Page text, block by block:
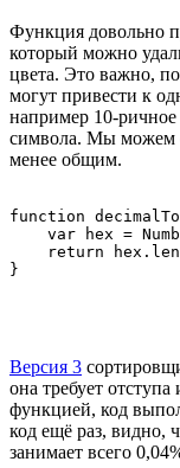
Функция довольно
который можно
цвета. Это важно,
могут привести к
например 10-ричное
символа. Мы можем
менее общим.
function
var hex =
return
Версия 3
она требует
функцией, код
код ещё раз, видно,
занимает всего